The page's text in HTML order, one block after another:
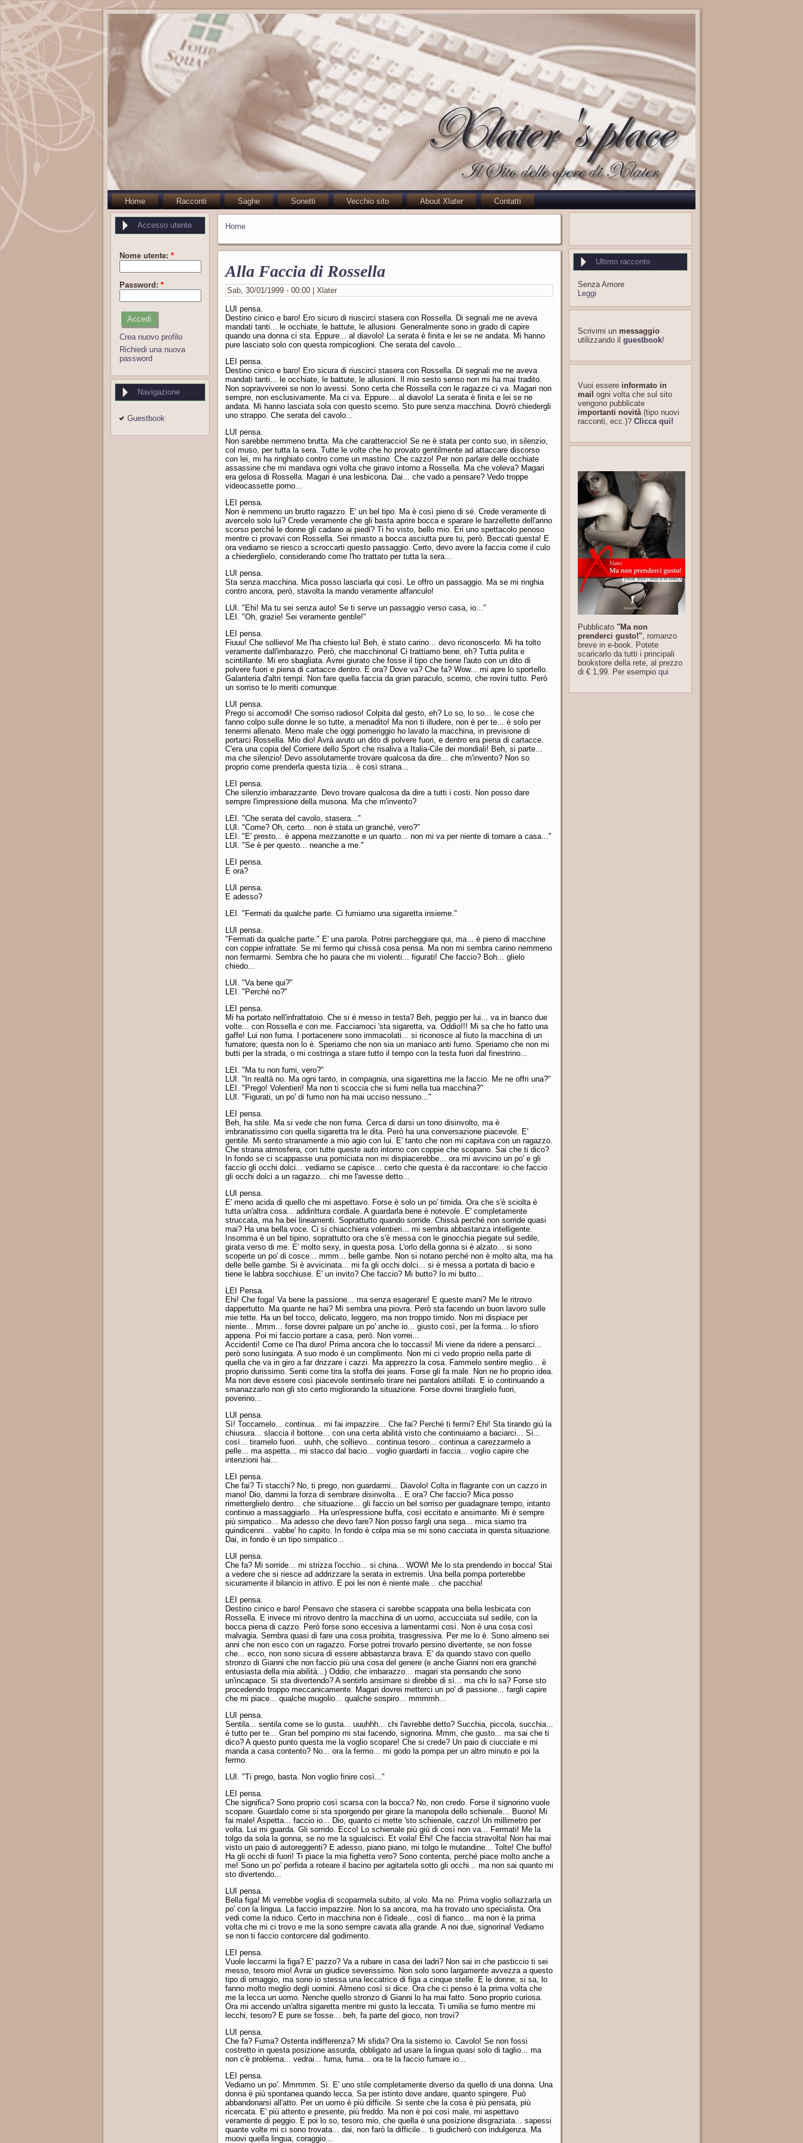
Home Racconti Saghe Sonetti Vecchio sito About Xlater Contatti
Accesso utente
Nome utente: *
Password: *
Crea nuovo profilo
Richiedi una nuova
password
Navigazione
Guestbook
Home
Alla Faccia di Rossella
Sab, 30/01/1999 - 00:00 | Xlater
LUI pensa.
Destino cinico e baro! Ero sicuro di riuscirci stasera con Rossella. Di segnali me ne aveva
mandati tanti... le occhiate, le battute, le allusioni. Generalmente sono in grado di capire
quando una donna ci sta. Eppure... al diavolo! La serata è finita e lei se ne andata. Mi hanno
pure lasciato solo con questa rompicoglioni. Che serata del cavolo...
LEI pensa.
Destino cinico e baro! Ero sicura di riuscirci stasera con Rossella. Di segnali me ne aveva
mandati tanti... le occhiate, le battute, le allusioni. Il mio sesto senso non mi ha mai tradito.
Non sopravviverei se non lo avessi. Sono certa che Rossella con le ragazze ci va. Magari non
sempre, non esclusivamente. Ma ci va. Eppure... al diavolo! La serata è finita e lei se ne
andata. Mi hanno lasciata sola con questo scemo. Sto pure senza macchina. Dovrò chiedergli
uno strappo. Che serata del cavolo...
LUI pensa.
Non sarebbe nemmeno brutta. Ma che caratteraccio! Se ne è stata per conto suo, in silenzio,
col muso, per tutta la sera. Tutte le volte che ho provato gentilmente ad attaccare discorso
con lei, mi ha ringhiato contro come un mastino. Che cazzo! Per non parlare delle occhiate
assassine che mi mandava ogni volta che giravo intorno a Rossella. Ma che voleva? Magari
era gelosa di Rossella. Magari è una lesbicona. Dai... che vado a pensare? Vedo troppe
videocassette porno...
LEI pensa.
Non è nemmeno un brutto ragazzo. E' un bel tipo. Ma è così pieno di sé. Crede veramente di
avercelo solo lui? Crede veramente che gli basta aprire bocca e sparare le barzellette dell'anno
scorso perché le donne gli cadano ai piedi? Ti ho visto, bello mio. Eri uno spettacolo penoso
mentre ci provavi con Rossella. Sei rimasto a bocca asciutta pure tu, però. Beccati questa! E
ora vediamo se riesco a scroccarti questo passaggio. Certo, devo avere la faccia come il culo
a chiederglielo, considerando come l'ho trattato per tutta la sera...
LUI pensa.
Sta senza macchina. Mica posso lasciarla qui così. Le offro un passaggio. Ma se mi ringhia
contro ancora, però, stavolta la mando veramente affanculo!
LUI. "Ehi! Ma tu sei senza auto! Se ti serve un passaggio verso casa, io..."
LEI. "Oh, grazie! Sei veramente gentile!"
LEI pensa.
Fiuuu! Che sollievo! Me l'ha chiesto lui! Beh, è stato carino... devo riconoscerlo. Mi ha tolto
veramente dall'imbarazzo. Però, che macchinona! Ci trattiamo bene, eh? Tutta pulita e
scintillante. Mi ero sbagliata. Avrei giurato che fosse il tipo che tiene l'auto con un dito di
polvere fuori e piena di cartacce dentro. E ora? Dove va? Che fa? Wow... mi apre lo sportello.
Galanteria d'altri tempi. Non fare quella faccia da gran paraculo, scemo, che rovini tutto. Però
un sorriso te lo meriti comunque.
LUI pensa.
Prego si accomodi! Che sorriso radioso! Colpita dal gesto, eh? Lo so, lo so... le cose che
fanno colpo sulle donne le so tutte, a menadito! Ma non ti illudere, non è per te... è solo per
tenermi allenato. Meno male che oggi pomeriggio ho lavato la macchina, in previsione di
portarci Rossella. Mio dio! Avrà avuto un dito di polvere fuori, e dentro era piena di cartacce.
C'era una copia del Corriere dello Sport che risaliva a Italia-Cile dei mondiali! Beh, si parte...
ma che silenzio! Devo assolutamente trovare qualcosa da dire... che m'invento? Non so
proprio come prenderla questa tizia... è così strana...
LEI pensa.
Che silenzio imbarazzante. Devo trovare qualcosa da dire a tutti i costi. Non posso dare
sempre l'impressione della musona. Ma che m'invento?
LEI. "Che serata del cavolo, stasera..."
LUI. "Come? Oh, certo... non è stata un granché, vero?"
LEI. "E' presto... è appena mezzanotte e un quarto... non mi va per niente di tornare a casa..."
LUI. "Se è per questo... neanche a me."
LEI pensa.
E ora?
LUI pensa.
E adesso?
LEI. "Fermati da qualche parte. Ci fumiamo una sigaretta insieme."
LUI pensa.
"Fermati da qualche parte." E' una parola. Potrei parcheggiare qui, ma... è pieno di macchine
con coppie infrattate. Se mi fermo qui chissà cosa pensa. Ma non mi sembra carino nemmeno
non fermarmi. Sembra che ho paura che mi violenti... figurati! Che faccio? Boh... glielo
chiedo...
LUI. "Va bene qui?"
LEI. "Perché no?"
LEI pensa.
Mi ha portato nell'infrattatoio. Che si è messo in testa? Beh, peggio per lui... va in bianco due
volte... con Rossella e con me. Facciamoci 'sta sigaretta, va. Oddio!!! Mi sa che ho fatto una
gaffe! Lui non fuma. I portacenere sono immacolati... si riconosce al fiuto la macchina di un
fumatore; questa non lo è. Speriamo che non sia un maniaco anti fumo. Speriamo che non mi
butti per la strada, o mi costringa a stare tutto il tempo con la testa fuori dal finestrino...
LEI. "Ma tu non fumi, vero?"
LUI. "In realtà no. Ma ogni tanto, in compagnia, una sigarettina me la faccio. Me ne offri una?"
LEI. "Prego! Volentieri! Ma non ti scoccia che si fumi nella tua macchina?"
LUI. "Figurati, un po' di fumo non ha mai ucciso nessuno..."
LEI pensa.
Beh, ha stile. Ma si vede che non fuma. Cerca di darsi un tono disinvolto, ma è
imbranatissimo con quella sigaretta tra le dita. Però ha una conversazione piacevole. E'
gentile. Mi sento stranamente a mio agio con lui. E' tanto che non mi capitava con un ragazzo.
Che strana atmosfera, con tutte queste auto intorno con coppie che scopano. Sai che ti dico?
In fondo se ci scappasse una pomiciata non mi dispiacerebbe... ora mi avvicino un po' e gli
faccio gli occhi dolci... vediamo se capisce... certo che questa è da raccontare: io che faccio
gli occhi dolci a un ragazzo... chi me l'avesse detto...
LUI pensa.
E' meno acida di quello che mi aspettavo. Forse è solo un po' timida. Ora che s'è sciolta è
tutta un'altra cosa... addirittura cordiale. A guardarla bene è notevole. E' completamente
struccata, ma ha bei lineamenti. Soprattutto quando sorride. Chissà perché non sorride quasi
mai? Ha una bella voce. Ci si chiacchiera volentieri... mi sembra abbastanza intelligente.
Insomma è un bel tipino, soprattutto ora che s'è messa con le ginocchia piegate sul sedile,
girata verso di me. E' molto sexy, in questa posa. L'orlo della gonna si è alzato... si sono
scoperte un po' di cosce... mmm... belle gambe. Non si notano perché non è molto alta, ma ha
delle belle gambe. Si è avvicinata... mi fa gli occhi dolci... si è messa a portata di bacio e
tiene le labbra socchiuse. E' un invito? Che faccio? Mi butto? Io mi butto...
LEI Pensa.
Ehi! Che foga! Va bene la passione... ma senza esagerare! E queste mani? Me le ritrovo
dappertutto. Ma quante ne hai? Mi sembra una piovra. Però sta facendo un buon lavoro sulle
mie tette. Ha un bel tocco, delicato, leggero, ma non troppo timido. Non mi dispiace per
niente... Mmm... forse dovrei palpare un po' anche io... giusto così, per la forma... lo sfioro
appena. Poi mi faccio portare a casa, però. Non vorrei...
Accidenti! Come ce l'ha duro! Prima ancora che lo toccassi! Mi viene da ridere a pensarci...
però sono lusingata. A suo modo è un complimento. Non mi ci vedo proprio nella parte di
quella che va in giro a far drizzare i cazzi. Ma apprezzo la cosa. Fammelo sentire meglio... è
proprio durissimo. Senti come tira la stoffa dei jeans. Forse gli fa male. Non ne ho proprio idea.
Ma non deve essere così piacevole sentirselo tirare nei pantaloni attillati. E io continuando a
smanazzarlo non gli sto certo migliorando la situazione. Forse dovrei tirarglielo fuori,
poverino...
LUI pensa.
Sì! Toccamelo... continua... mi fai impazzire... Che fai? Perché ti fermi? Ehi! Sta tirando giù la
chiusura... slaccia il bottone... con una certa abilità visto che continuiamo a baciarci... Sì...
così... tiramelo fuori... uuhh, che sollievo... continua tesoro... continua a carezzarmelo a
pelle... ma aspetta... mi stacco dal bacio... voglio guardarti in faccia... voglio capire che
intenzioni hai...
LEI pensa.
Che fai? Ti stacchi? No, ti prego, non guardarmi... Diavolo! Colta in flagrante con un cazzo in
mano! Dio, dammi la forza di sembrare disinvolta... E ora? Che faccio? Mica posso
rimetterglielo dentro... che situazione... gli faccio un bel sorriso per guadagnare tempo, intanto
continuo a massaggiarlo... Ha un'espressione buffa, così eccitato e ansimante. Mi è sempre
più simpatico... Ma adesso che devo fare? Non posso fargli una sega... mica siamo tra
quindicenni... vabbe' ho capito. In fondo è colpa mia se mi sono cacciata in questa situazione.
Dai, in fondo è un tipo simpatico...
LUI pensa.
Che fa? Mi sorride... mi strizza l'occhio... si china... WOW! Me lo sta prendendo in bocca! Stai
a vedere che si riesce ad addrizzare la serata in extremis. Una bella pompa porterebbe
sicuramente il bilancio in attivo. E poi lei non è niente male... che pacchia!
LEI pensa.
Destino cinico e baro! Pensavo che stasera ci sarebbe scappata una bella lesbicata con
Rossella. E invece mi ritrovo dentro la macchina di un uomo, accucciata sul sedile, con la
bocca piena di cazzo. Però forse sono eccesiva a lamentarmi così. Non è una cosa così
malvagia. Sembra quasi di fare una cosa proibita, trasgressiva. Per me lo è. Sono almeno sei
anni che non esco con un ragazzo. Forse potrei trovarlo persino divertente, se non fosse
che... ecco, non sono sicura di essere abbastanza brava. E' da quando stavo con quello
stronzo di Gianni che non faccio più una cosa del genere (e anche Gianni non era granché
entusiasta della mia abilità...) Oddio, che imbarazzo... magari sta pensando che sono
un'incapace. Si sta divertendo? A sentirlo ansimare si direbbe di sì... ma chi lo sa? Forse sto
procedendo troppo meccanicamente. Magari dovrei metterci un po' di passione... fargli capire
che mi piace... qualche mugolio... qualche sospiro... mmmmh...
LUI pensa.
Sentila... sentila come se lo gusta... uuuhhh... chi l'avrebbe detto? Succhia, piccola, succhia...
è tutto per te... Gran bel pompino mi stai facendo, signorina. Mmm, che gusto... ma sai che ti
dico? A questo punto questa me la voglio scopare! Che si crede? Un paio di ciucciate e mi
manda a casa contento? No... ora la fermo... mi godo la pompa per un altro minuto e poi la
fermo.
LUI. "Ti prego, basta. Non voglio finire così..."
LEI pensa.
Che significa? Sono proprio così scarsa con la bocca? No, non credo. Forse il signorino vuole
scopare. Guardalo come si sta sporgendo per girare la manopola dello schienale... Buono! Mi
fai male! Aspetta... faccio io... Dio, quanto ci mette 'sto schienale, cazzo! Un millimetro per
volta. Lui mi guarda. Gli sorrido. Ecco! Lo schienale più giù di così non va... Fermati! Me la
tolgo da sola la gonna, se no me la sgualcisci. Et voila! Ehi! Che faccia stravolta! Non hai mai
visto un paio di autoreggenti? E adesso, piano piano, mi tolgo le mutandine... Tolte! Che buffo!
Ha gli occhi di fuori! Ti piace la mia fighetta vero? Sono contenta, perché piace molto anche a
me! Sono un po' perfida a roteare il bacino per agitartela sotto gli occhi... ma non sai quanto mi
sto divertendo...
LUI pensa.
Bella figa! Mi verrebbe voglia di scoparmela subito, al volo. Ma no. Prima voglio sollazzarla un
po' con la lingua. La faccio impazzire. Non lo sa ancora, ma ha trovato uno specialista. Ora
vedi come la riduco. Certo in macchina non è l'ideale... così di fianco... ma non è la prima
volta che mi ci trovo e me la sono sempre cavata alla grande. A noi due, signorina! Vediamo
se non ti faccio contorcere dal godimento.
LEI pensa.
Vuole leccarmi la figa? E' pazzo? Va a rubare in casa dei ladri? Non sai in che pasticcio ti sei
messo, tesoro mio! Avrai un giudice severissimo. Non solo sono largamente avvezza a questo
tipo di omaggio, ma sono io stessa una leccatrice di figa a cinque stelle. E le donne, si sa, lo
fanno molto meglio degli uomini. Almeno così si dice. Ora che ci penso è la prima volta che
me la lecca un uomo. Nenche quello stronzo di Gianni lo ha mai fatto. Sono proprio curiosa.
Ora mi accendo un'altra sigaretta mentre mi gusto la leccata. Ti umilia se fumo mentre mi
lecchi, tesoro? E pure se fosse... beh, fa parte del gioco, non trovi?
LUI pensa.
Che fa? Fuma? Ostenta indifferenza? Mi sfida? Ora la sistemo io. Cavolo! Se non fossi
costretto in questa posizione assurda, obbligato ad usare la lingua quasi solo di taglio... ma
non c'è problema... vedrai... fuma, fuma... ora te la faccio fumare io...
LEI pensa.
Vediamo un po'. Mmmmm. Sì. E' uno stile completamente diverso da quello di una donna. Una
donna è più spontanea quando lecca. Sa per istinto dove andare, quanto spingere. Può
abbandonarsi all'atto. Per un uomo è più difficile. Si sente che la cosa è più pensata, più
ricercata. E' più attento e presente, più freddo. Ma non è poi così male, mi aspettavo
veramente di peggio. E poi lo so, tesoro mio, che quella è una posizione disgraziata... sapessi
quante volte mi ci sono trovata... dai, non farò la difficile... ti giudicherò con indulgenza. Ma
muovi quella lingua, coraggio...
Ultimo racconto
Senza Amore
Leggi
Scrivimi un messaggio
utilizzando il guestbook!
Vuoi essere informato in
mail ogni volta che sul sito
vengono pubblicate
importanti novità(tipo nuovi
racconti, ecc.)? Clicca qui!
Pubblicato "Ma non
prenderci gusto!", romanzo
breve in e-book. Potete
scaricarlo da tutti i principali
bookstore della rete, al prezzo
di € 1,99. Per esempio qui